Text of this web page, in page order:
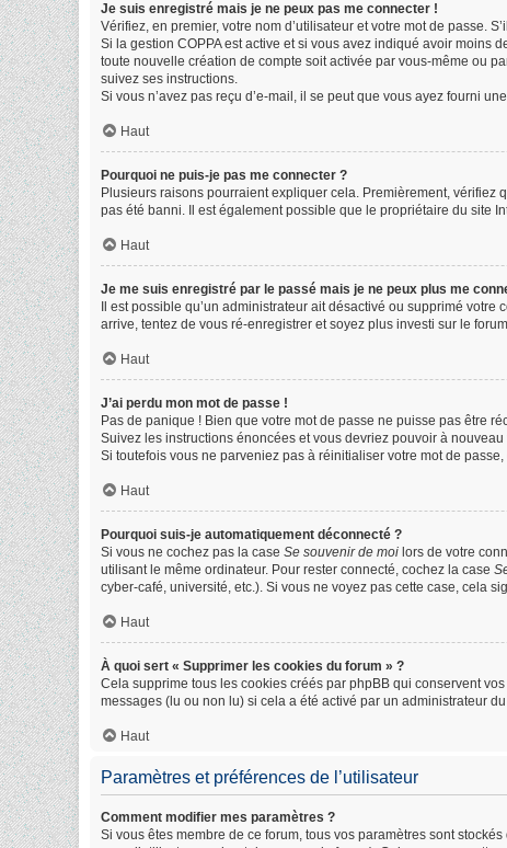
Je suis enregistré mais je ne peux pas me connecter !
Vérifiez, en premier, votre nom d’utilisateur et votre mot de passe.
Si la gestion COPPA est active et si vous avez indiqué avoir moins
toute nouvelle création de compte soit activée par vous-même ou
suivez ses instructions.
Si vous n’avez pas reçu d’e-mail, il se peut que vous ayez fourni
Haut
Pourquoi ne puis-je pas me connecter ?
Plusieurs raisons pourraient expliquer cela. Premièrement, vérifiez
pas été banni. Il est également possible que le propriétaire du site
Haut
Je me suis enregistré par le passé mais je ne peux plus me
Il est possible qu’un administrateur ait désactivé ou supprimé
arrive, tentez de vous ré-enregistrer et soyez plus investi sur le
Haut
J’ai perdu mon mot de passe !
Pas de panique ! Bien que votre mot de passe ne puisse pas être
Suivez les instructions énoncées et vous devriez pouvoir à nouveau
Si toutefois vous ne parveniez pas à réinitialiser votre mot de
Haut
Pourquoi suis-je automatiquement déconnecté ?
Si vous ne cochez pas la case Se souvenir de moi lors de votre
utilisant le même ordinateur. Pour rester connecté, cochez la case
cyber-café, université, etc.). Si vous ne voyez pas cette case, cela
Haut
À quoi sert « Supprimer les cookies du forum » ?
Cela supprime tous les cookies créés par phpBB qui conservent
messages (lu ou non lu) si cela a été activé par un administrateur
Haut
Paramètres et préférences de l’utilisateur
Comment modifier mes paramètres ?
Si vous êtes membre de ce forum, tous vos paramètres sont